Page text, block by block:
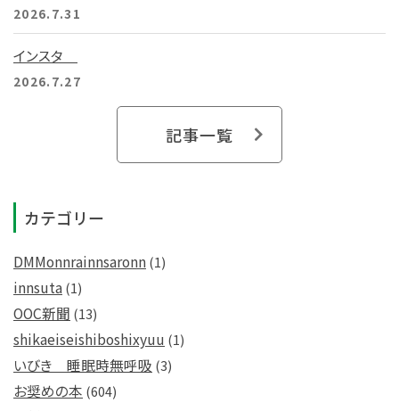
2026.7.31
インスタ
2026.7.27
記事一覧
カテゴリー
DMMonnrainnsaronn(1)
innsuta(1)
OOC新聞 (13)
shikaeiseishiboshixyuu (1)
いびき 睡眠時無呼吸 (3)
お奨めの本 (604)